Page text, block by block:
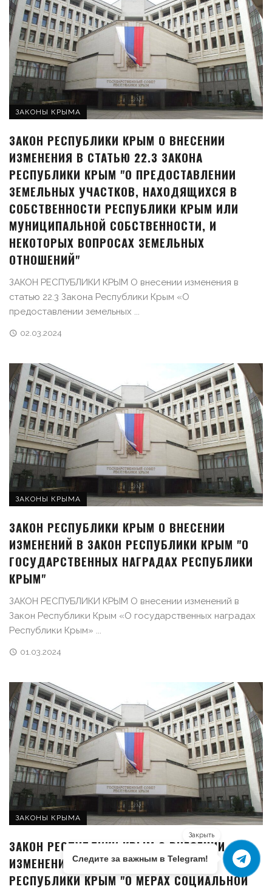
ЗАКОНЫ КРЫМА
ЗАКОН РЕСПУБЛИКИ КРЫМ О ВНЕСЕНИИ
ИЗМЕНЕНИЯ В СТАТЬЮ 22.3 ЗАКОНА
РЕСПУБЛИКИ КРЫМ "О ПРЕДОСТАВЛЕНИИ
ЗЕМЕЛЬНЫХ УЧАСТКОВ, НАХОДЯЩИХСЯ В
СОБСТВЕННОСТИ РЕСПУБЛИКИ КРЫМ ИЛИ
МУНИЦИПАЛЬНОЙ СОБСТВЕННОСТИ, И
НЕКОТОРЫХ ВОПРОСАХ ЗЕМЕЛЬНЫХ
ОТНОШЕНИЙ"
ЗАКОН РЕСПУБЛИКИ КРЫМ О внесении изменения в
статью 22.3 Закона Республики Крым «О
предоставлении земельных ...
02.03.2024
ЗАКОНЫ КРЫМА
ЗАКОН РЕСПУБЛИКИ КРЫМ О ВНЕСЕНИИ
ИЗМЕНЕНИЙ В ЗАКОН РЕСПУБЛИКИ КРЫМ "О
ГОСУДАРСТВЕННЫХ НАГРАДАХ РЕСПУБЛИКИ
КРЫМ"
ЗАКОН РЕСПУБЛИКИ КРЫМ О внесении изменений в
Закон Республики Крым «О государственных наградах
Республики Крым» ...
01.03.2024
ЗАКОНЫ КРЫМА
ЗАКОН РЕСПУБЛИКИ КРЫМ О ВНЕСЕНИИ
ИЗМЕНЕНИЯ В СТАТЬЮ 8.5 ЗАКОНА
РЕСПУБЛИКИ КРЫМ "О МЕРАХ СОЦИАЛЬНОЙ
Закрыть
Следите за важным в Telegram!